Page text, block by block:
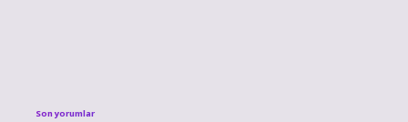
Son yorumlar